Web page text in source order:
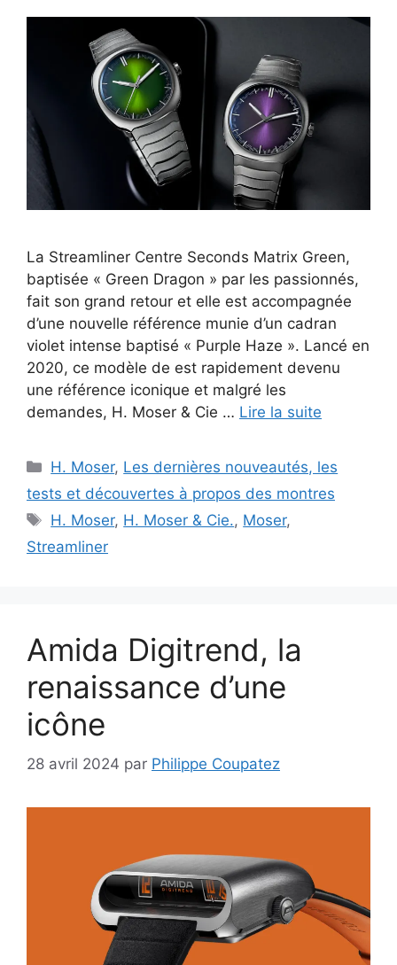
La Streamliner Centre Seconds Matrix Green,
baptisée « Green Dragon » par les passionnés,
fait son grand retour et elle est accompagnée
d’une nouvelle référence munie d’un cadran
violet intense baptisé « Purple Haze ». Lancé en
2020, ce modèle de est rapidement devenu
une référence iconique et malgré les
demandes, H. Moser & Cie … Lire la suite
Catégories
H. Moser, Les dernières nouveautés, les
tests et découvertes à propos des montres
Étiquettes
H. Moser, H. Moser & Cie., Moser,
Streamliner
Amida Digitrend, la
renaissance d’une
icône
28 avril 2024 par Philippe Coupatez